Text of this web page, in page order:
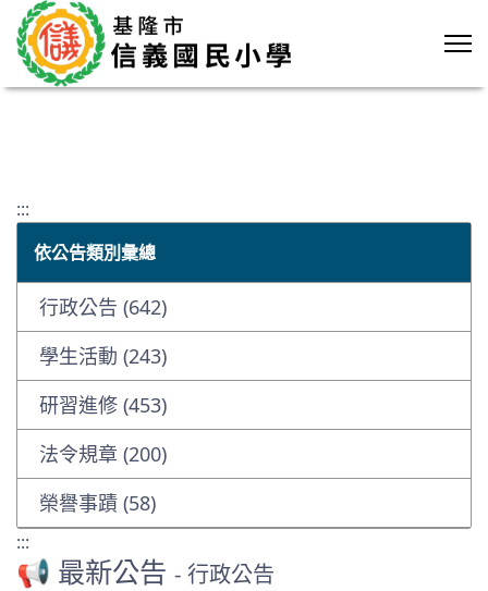
:::
依公告類別彙總
行政公告 (642)
學生活動 (243)
研習進修 (453)
法令規章 (200)
榮譽事蹟 (58)
:::
📢 最新公告 - 行政公告